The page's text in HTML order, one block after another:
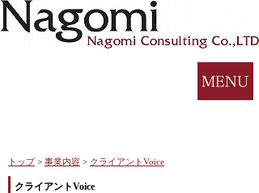
トップ > 事業内容 > クライアントVoice
クライアントVoice